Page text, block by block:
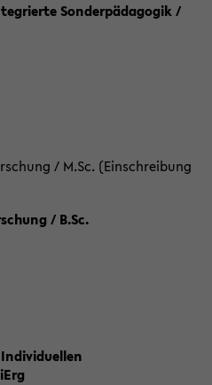
Sonderpädagogik /
/ M.Sc. (Einschreibung
/ B.Sc.